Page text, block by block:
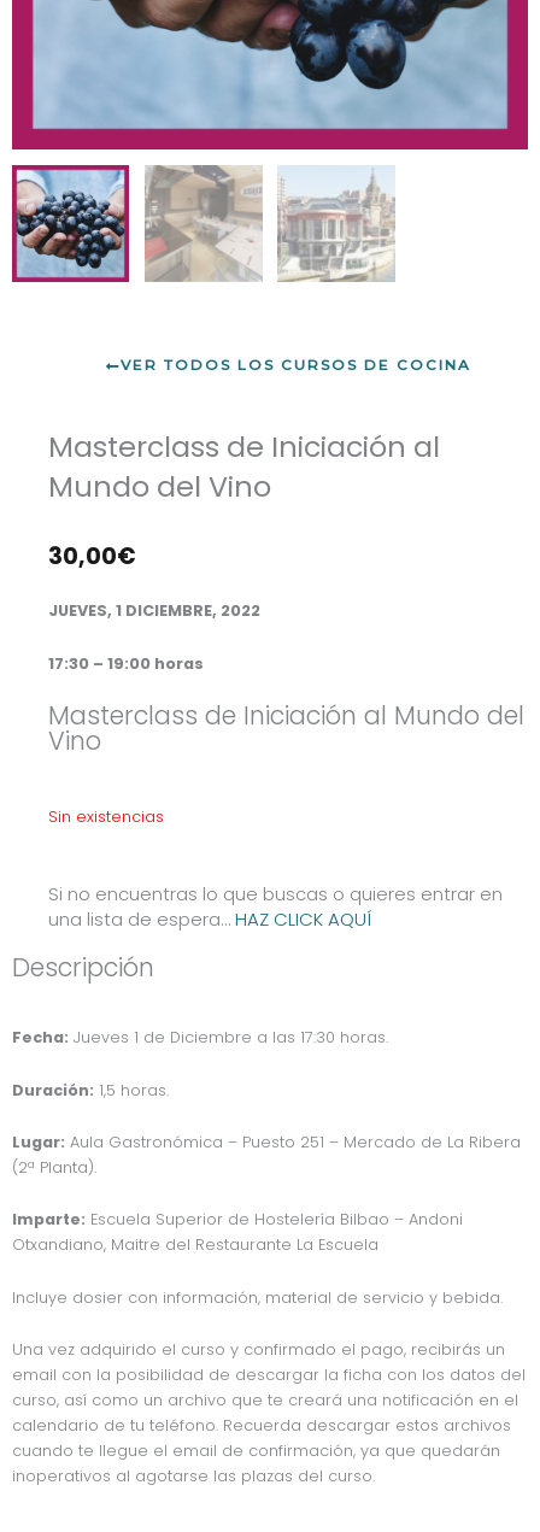
VER TODOS LOS CURSOS DE COCINA
Masterclass de Iniciación al
Mundo del Vino
30,00€
JUEVES, 1 DICIEMBRE, 2022
17:30 – 19:00 horas
Masterclass de Iniciación al Mundo del
Vino
Sin existencias
Si no encuentras lo que buscas o quieres entrar en
una lista de espera…HAZ CLICK AQUÍ
Descripción
Fecha: Jueves 1 de Diciembre a las 17:30 horas.
Duración: 1,5 horas.
Lugar: Aula Gastronómica – Puesto 251 – Mercado de La Ribera
(2ª Planta).
Imparte: Escuela Superior de Hostelería Bilbao – Andoni
Otxandiano, Maitre del Restaurante La Escuela
Incluye dosier con información, material de servicio y bebida.
Una vez adquirido el curso y confirmado el pago, recibirás un
email con la posibilidad de descargar la ficha con los datos del
curso, así como un archivo que te creará una notificación en el
calendario de tu teléfono. Recuerda descargar estos archivos
cuando te llegue el email de confirmación, ya que quedarán
inoperativos al agotarse las plazas del curso.